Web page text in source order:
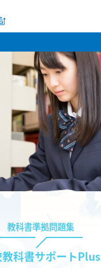
教科書準拠問題集
教科書サポートPlus